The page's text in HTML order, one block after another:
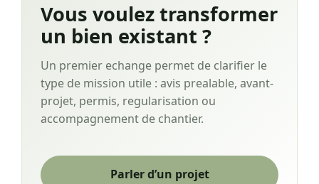
Vous voulez transformer
un bien existant ?
Un premier echange permet de clarifier le
type de mission utile : avis prealable, avant-
projet, permis, regularisation ou
accompagnement de chantier.
Parler d’un projet